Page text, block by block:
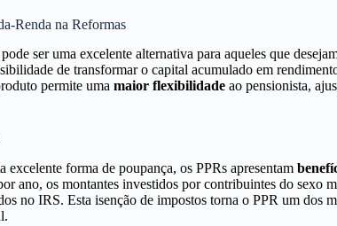
Renda na Reformas
ser uma excelente alternativa para aqueles que
de transformar o capital acumulado em
permite uma maior flexibilidade ao pensionista,
excelente forma de poupança, os PPRs apresentam
ano, os montantes investidos por contribuintes do sexo
no IRS. Esta isenção de impostos torna o PPR um dos